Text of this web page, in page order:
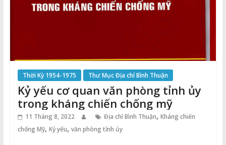
Thời Kỳ 1954-1975 Thư Mục Địa chí Bình Thuận
Kỷ yếu cơ quan văn phòng tỉnh ủy
trong kháng chiến chống mỹ
11 Tháng 8, 2022 Địa chí Bình Thuận, Kháng chiến
chống Mỹ, Kỷ yếu, văn phòng tỉnh ủy